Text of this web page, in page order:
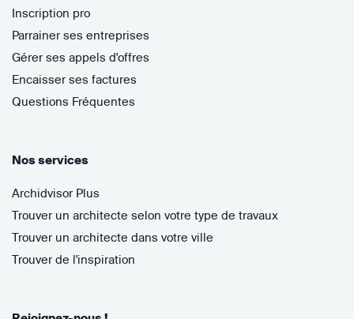
Inscription pro
Parrainer ses entreprises
Gérer ses appels d'offres
Encaisser ses factures
Questions Fréquentes
Nos services
Archidvisor Plus
Trouver un architecte selon votre type de travaux
Trouver un architecte dans votre ville
Trouver de l'inspiration